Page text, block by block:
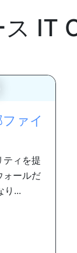
IT
ァイ
ティを提
ォールだ
り...